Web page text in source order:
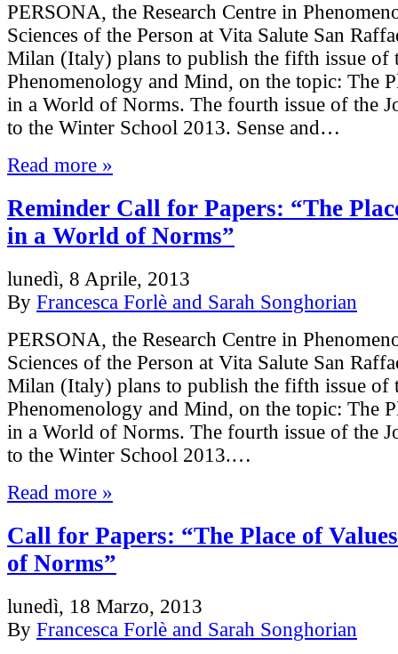
PERSONA, the Research Centre in
Sciences of the Person at Vita Salute San
Milan (Italy) plans to publish the fifth issue of
Phenomenology and Mind, on the topic: The
in a World of Norms. The fourth issue of the
to the Winter School 2013. Sense and…
Read more »
Reminder Call for Papers: “The
in a World of Norms”
lunedì, 8 Aprile, 2013
By Francesca Forlè and Sarah Songhorian
PERSONA, the Research Centre in
Sciences of the Person at Vita Salute San
Milan (Italy) plans to publish the fifth issue of
Phenomenology and Mind, on the topic: The
in a World of Norms. The fourth issue of the
to the Winter School 2013.…
Read more »
Call for Papers: “The Place of
of Norms”
lunedì, 18 Marzo, 2013
By Francesca Forlè and Sarah Songhorian